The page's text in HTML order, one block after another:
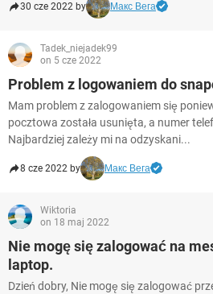
30 cze 2022 by Макс Вега
Tadek_niejadek99
on 5 cze 2022
Problem z logowaniem do
Mam problem z zalogowaniem się
pocztowa została usunięta, a numer
Najbardziej zależy mi na odzyskani...
8 cze 2022 by Макс Вега
Wiktoria
on 18 maj 2022
Nie mogę się zalogować na
laptop.
Dzień dobry, Nie mogę się zalogować